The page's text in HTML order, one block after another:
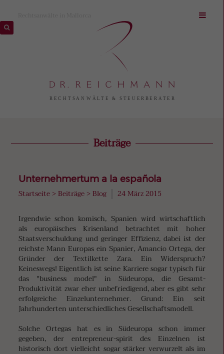
Beiträge
Unternehmertum a la española
Startseite >Beiträge >Blog 24 März 2015
Irgendwie schon komisch, Spanien wird wirtschaftlich
als europäisches Krisenland betrachtet mit hoher
Staatsverschuldung und geringer Effizienz, dabei ist der
reichste Mann Europas ein Spanier, Amancio Ortega, der
Gründer der Textilkette Zara. Ein Widerspruch?
Keineswegs! Eigentlich ist seine Karriere sogar typisch für
das "business model" in Südeuropa, die Gesamt-
Produktivität zwar eher unbefriedigend, aber es gibt sehr
erfolgreiche Einzelunternehmer. Grund: Ein seit
Jahrhunderten unterschiedliches Gesellschaftsmodell.
Solche Ortegas hat es in Südeuropa schon immer
gegeben, der entrepreneur-spirit des Einzelnen ist
historisch dort vielleicht sogar stärker verwurzelt als im